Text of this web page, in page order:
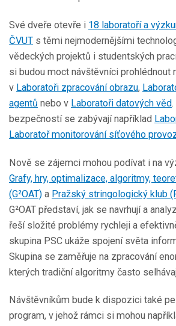
Své dveře otevře i 18 laboratoří a
ČVUT s těmi nejmodernějšími
vědeckých projektů i studentských
si budou moct návštěvníci prohlédnout
v Laboratoři zpracování obrazu,
agentů nebo v Laboratoři datových věd
bezpečností se zabývají například
Laboratoř monitorování síťového
Nově se zájemci mohou podívat i na
Grafy, hry, optimalizace, algoritmy,
(G²OAT) a Pražský stringologický klub
G²OAT představí, jak se navrhují a
řeší složité problémy rychleji a
skupina PSC ukáže spojení světa
Skupina se zaměřuje na zpracování
kterých tradiční algoritmy často
Návštěvníkům bude k dispozici také
program, v jehož rámci si mohou